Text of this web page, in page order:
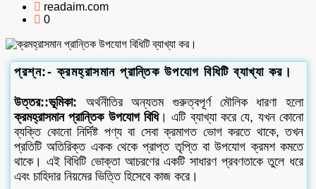
readaim.com
0
প্রশ্ন:- ক্রমহ্রাসমান প্রান্তিক উপযোগ বিধিটি ব্যাখ্যা কর।
উত্তর::ভূমিকা:
অর্থনীতির অন্যতম গুরুত্বপূর্ণ মৌলিক ধারণা হলো
ক্রমহ্রাসমান প্রান্তিক উপযোগ বিধি। এটি ব্যাখ্যা করে যে, যখন কোনো
ব্যক্তি কোনো নির্দিষ্ট পণ্য বা সেবা ক্রমাগত ভোগ করতে থাকে, তখন
প্রতিটি অতিরিক্ত একক থেকে প্রাপ্ত তৃপ্তি বা উপযোগ ক্রমশ কমতে
থাকে। এই বিধিটি ভোক্তা আচরণের একটি সাধারণ প্রবণতাকে তুলে ধরে
এবং চাহিদার নিয়মের ভিত্তি হিসেবে কাজ করে।